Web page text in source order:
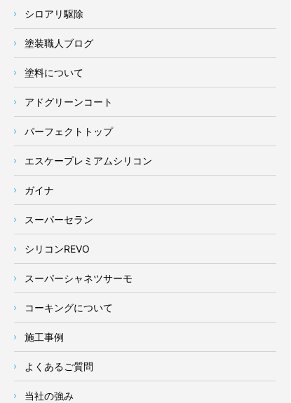
シロアリ駆除
塗装職人ブログ
塗料について
アドグリーンコート
パーフェクトトップ
エスケープレミアムシリコン
ガイナ
スーパーセラン
シリコンREVO
スーパーシャネツサーモ
コーキングについて
施工事例
よくあるご質問
当社の強み